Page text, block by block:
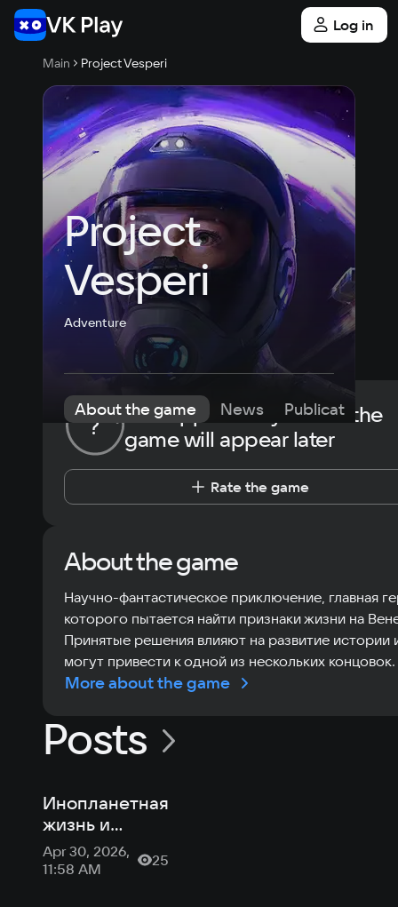
Log in
Main Project Vesperi
Project
Vesperi
Adventure
About the game News Publications
?
The opportunity to rate the
game will appear later
Rate the game
About the game
Научно-фантастическое приключение, главная
которого пытается найти признаки жизни на
Принятые решения влияют на развитие истории
могут привести к одной из нескольких концовок.
More about the game
Posts
Инопланетная
жизнь и
трудные
решения в
Apr 30, 2026,
11:58 AM
25